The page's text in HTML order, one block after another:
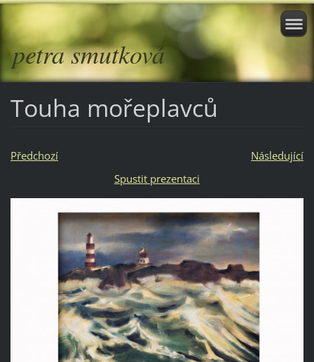
petra smutková
Touha mořeplavců
Předchozí
Následující
Spustit prezentaci